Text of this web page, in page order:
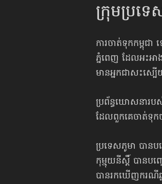
ក្រុមប្រទ
ការចាត់ទុកកម្ពុជ
ភ្នំពេញ ដែលអះអា
មានអ្នកជាសះស្
ប្រព័ន្ធឃោសនារប
ដែលពួកគេចាត់ទុក
ប្រទេសភូមា បាន
កុម្មុយនីស្ដិ៍ បានប
បានរកឃើញករណី